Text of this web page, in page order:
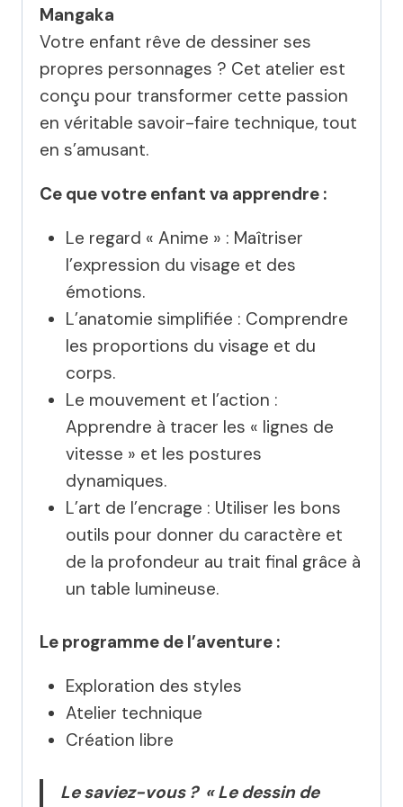
Mangaka
Votre enfant rêve de dessiner ses
propres personnages ? Cet atelier est
conçu pour transformer cette passion
en véritable savoir-faire technique, tout
en s’amusant.
Ce que votre enfant va apprendre :
Le regard « Anime » : Maîtriser
l’expression du visage et des
émotions.
L’anatomie simplifiée : Comprendre
les proportions du visage et du
corps.
Le mouvement et l’action :
Apprendre à tracer les « lignes de
vitesse » et les postures
dynamiques.
L’art de l’encrage : Utiliser les bons
outils pour donner du caractère et
de la profondeur au trait final grâce à
un table lumineuse.
Le programme de l’aventure :
Exploration des styles
Atelier technique
Création libre
Le saviez-vous ? « Le dessin de